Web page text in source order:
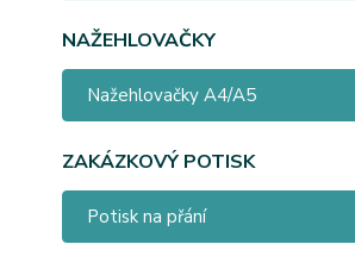
NAŽEHLOVAČKY
Nažehlovačky A4/A5
ZAKÁZKOVÝ POTISK
Potisk na přání